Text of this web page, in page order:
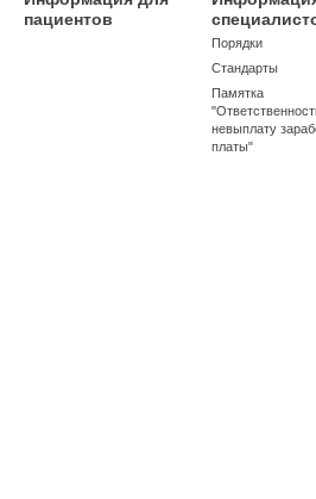
пациентов
Порядки
Стандарты
Памятка
невыплату
платы"